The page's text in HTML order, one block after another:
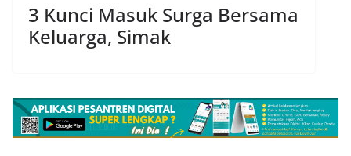
3 Kunci Masuk Surga Bersama
Keluarga, Simak